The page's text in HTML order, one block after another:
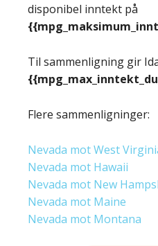
disponibel inntekt på
Til sammenligning gir
Flere sammenligninger:
Nevada mot West
Nevada mot Hawaii
Nevada mot New
Nevada mot Maine
Nevada mot Montana